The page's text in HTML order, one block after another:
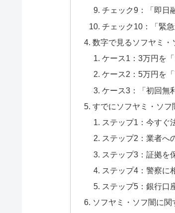
チェック9：「即日
チェック10：「緊
数字で見るソフヤミ
ケース1：3万円を
ケース2：5万円を
ケース3：「初回無
すでにソフヤミ・ソ
ステップ1：今すぐ
ステップ2：業者へ
ステップ3：証拠を
ステップ4：警察に
ステップ5：銀行口
ソフヤミ・ソフ闇に